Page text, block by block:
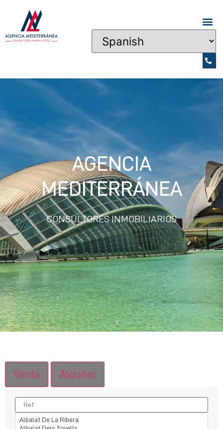
AGENCIA
MEDITERRÁNEA
CONSULTORES INMOBILIARIOS
Venta Alquiler